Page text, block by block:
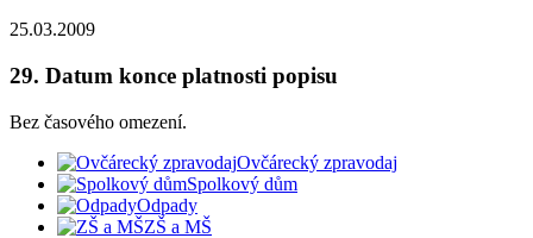
25.03.2009
29. Datum konce platnosti popisu
Bez časového omezení.
Ovčárecký zpravodaj
Spolkový dům
Odpady
ZŠ a MŠ